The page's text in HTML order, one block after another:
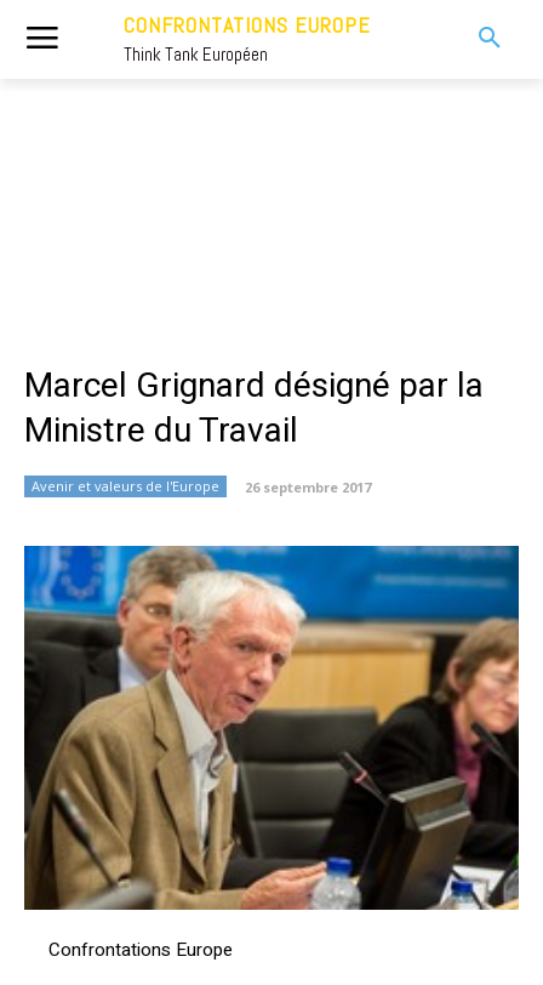
CONFRONTATIONS EUROPE
Think Tank Européen
Marcel Grignard désigné par la
Ministre du Travail
Avenir et valeurs de l'Europe 26 septembre 2017
Confrontations Europe